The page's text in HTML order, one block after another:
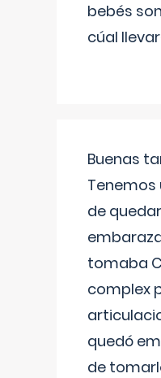
bebés
cúal
Buenas
Tenemos
de
tomaba
complex
quedó
de